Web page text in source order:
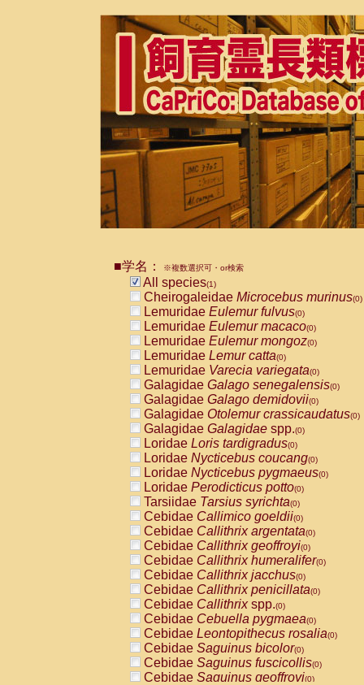
■学名： ※複数選択可・or検索
All species(1)
Cheirogaleidae Microcebus murinus(0)
Lemuridae Eulemur fulvus(0)
Lemuridae Eulemur macaco(0)
Lemuridae Eulemur mongoz(0)
Lemuridae Lemur catta(0)
Lemuridae Varecia variegata(0)
Galagidae Galago senegalensis(0)
Galagidae Galago demidovii(0)
Galagidae Otolemur crassicaudatus(0)
Galagidae Galagidae spp.(0)
Loridae Loris tardigradus(0)
Loridae Nycticebus coucang(0)
Loridae Nycticebus pygmaeus(0)
Loridae Perodicticus potto(0)
Tarsiidae Tarsius syrichta(0)
Cebidae Callimico goeldii(0)
Cebidae Callithrix argentata(0)
Cebidae Callithrix geoffroyi(0)
Cebidae Callithrix humeralifer(0)
Cebidae Callithrix jacchus(0)
Cebidae Callithrix penicillata(0)
Cebidae Callithrixspp.(0)
Cebidae Cebuella pygmaea(0)
Cebidae Leontopithecus rosalia(0)
Cebidae Saguinus bicolor(0)
Cebidae Saguinus fuscicollis(0)
Cebidae Saguinus geoffroyi(0)